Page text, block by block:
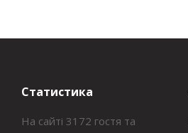
Статистика
На сайті 3172 гостя та